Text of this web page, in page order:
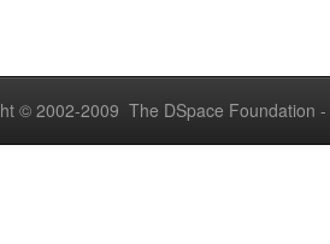
© 2002-2009 The DSpace Foundation -